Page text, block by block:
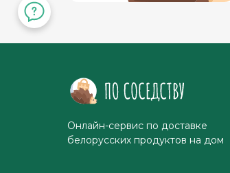
Онлайн-сервис по доставке
белорусских продуктов на дом